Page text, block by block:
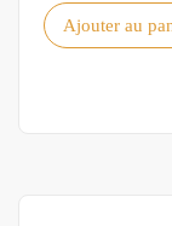
Ajouter au